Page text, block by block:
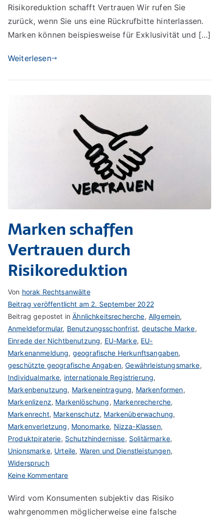
Risikoreduktion schafft Vertrauen Wir rufen Sie
zurück, wenn Sie uns eine Rückrufbitte hinterlassen.
Marken können beispiesweise für Exklusivität und […]
Weiterlesen
Marken schaffen
Vertrauen durch
Risikoreduktion
Von horak Rechtsanwälte
Beitrag veröffentlicht am 2. September 2022
Beitrag gepostet inÄhnlichkeitsrecherche, Allgemein,
Anmeldeformular, Benutzungsschonfrist,deutsche Marke,
Einrede der Nichtbenutzung, EU-Marke, EU-
Markenanmeldung, geografische Herkunftsangaben,
geschützte geografische Angaben,Gewährleistungsmarke,
Individualmarke, internationale Registrierung,
Markenbenutzung, Markeneintragung, Markenformen,
Markenlizenz, Markenlöschung, Markenrecherche,
Markenrecht, Markenschutz, Markenüberwachung,
Markenverletzung, Monomarke, Nizza-Klassen,
Produktpiraterie, Schutzhindernisse, Solitärmarke,
Unionsmarke, Urteile, Waren und Dienstleistungen,
Widerspruch
Keine Kommentarezu
schaffen
Vertrauen
Wird vom Konsumenten subjektiv das Risiko
wahrgenommen möglicherweise eine falsche